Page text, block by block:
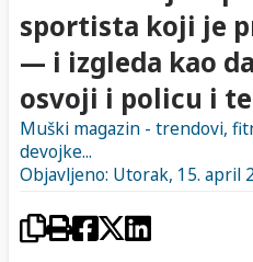
sportista koji je
— i izgleda kao
osvoji i policu i
Muški magazin - trendovi,
devojke...
Objavljeno: Utorak, 15. april